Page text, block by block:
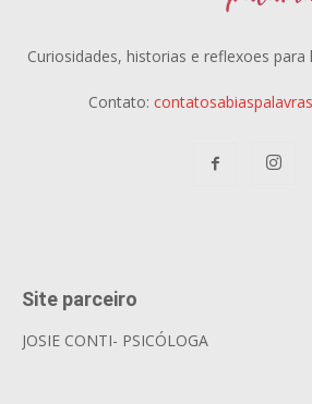
Curiosidades, historias e reflexoes para
Contato:
Site parceiro
JOSIE CONTI- PSICÓLOGA